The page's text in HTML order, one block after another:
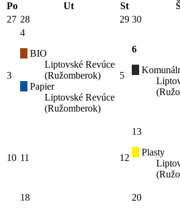
Po
Ut St
27 28 29 30
3
4
BIO
Liptovské Revúce
(Ružomberok)
Papier
Liptovské Revúce
(Ružomberok)
5
6
10 11 12
13
Plasty
18
20